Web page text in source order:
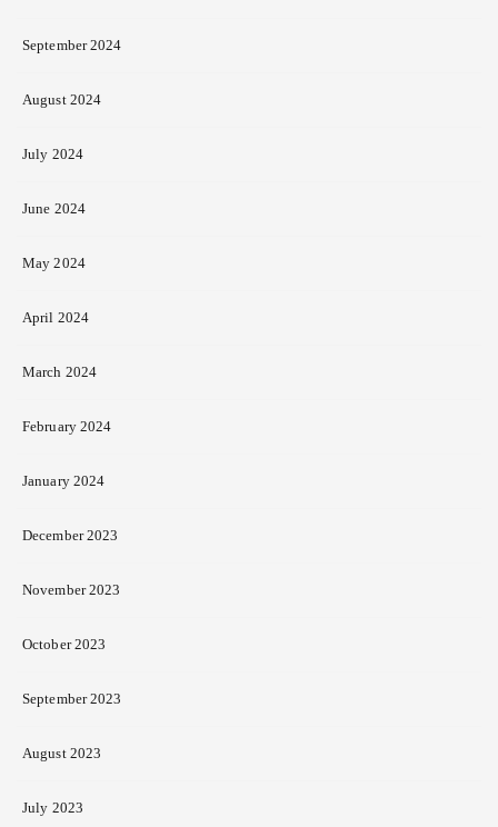
September 2024
August 2024
July 2024
June 2024
May 2024
April 2024
March 2024
February 2024
January 2024
December 2023
November 2023
October 2023
September 2023
August 2023
July 2023